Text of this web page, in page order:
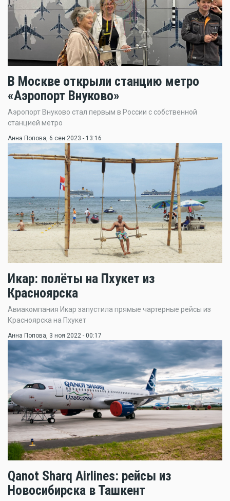
В Москве открыли станцию метро
«Аэропорт Внуково»
Аэропорт Внуково стал первым в России с собственной
станцией метро
Анна Попова , 6 сен 2023 - 13:16
Икар: полёты на Пхукет из
Красноярска
Авиакомпания Икар запустила прямые чартерные рейсы из
Красноярска на Пхукет
Анна Попова , 3 ноя 2022 - 00:17
Qanot Sharq Airlines: рейсы из
Новосибирска в Ташкент